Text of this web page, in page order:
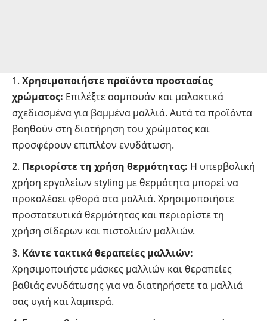
Χρησιμοποιήστε προϊόντα προστασίας
χρώματος: Επιλέξτε σαμπουάν και μαλακτικά
σχεδιασμένα για βαμμένα μαλλιά. Αυτά τα προϊόντα
βοηθούν στη διατήρηση του χρώματος και
προσφέρουν επιπλέον ενυδάτωση.
Περιορίστε τη χρήση θερμότητας: Η υπερβολική
χρήση εργαλείων styling με θερμότητα μπορεί να
προκαλέσει φθορά στα μαλλιά. Χρησιμοποιήστε
προστατευτικά θερμότητας και περιορίστε τη
χρήση σίδερων και πιστολιών μαλλιών.
Κάντε τακτικά θεραπείες μαλλιών:
Χρησιμοποιήστε μάσκες μαλλιών και θεραπείες
βαθιάς ενυδάτωσης για να διατηρήσετε τα μαλλιά
σας υγιή και λαμπερά.